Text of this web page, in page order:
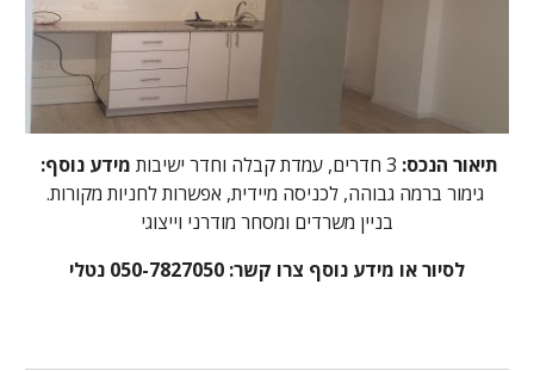
תיאור הנכס: 3 חדרים, עמדת קבלה וחדר ישיבות
מידע נוסף:
גימור ברמה גבוהה, לכניסה מיידית, אפשרות לחניות מקורות.
בניין משרדים ומסחר מודרני וייצוגי
לסיור או מידע נוסף צרו קשר: 050-7827050 נטלי